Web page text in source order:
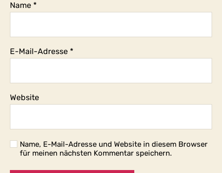
Name *
E-Mail-Adresse *
Website
Name, E-Mail-Adresse und Website in diesem Browser
für meinen nächsten Kommentar speichern.